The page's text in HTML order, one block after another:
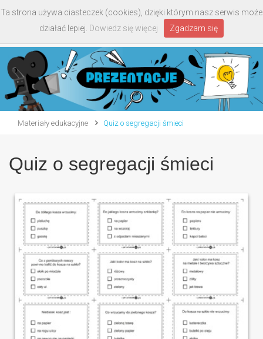
Materiały edukacyjne Quiz o segregacji śmieci
Quiz o segregacji śmieci
Ta strona używa ciasteczek (cookies), dzięki którym nasz serwis może
działać lepiej. Dowiedz się więcej Zgadzam się